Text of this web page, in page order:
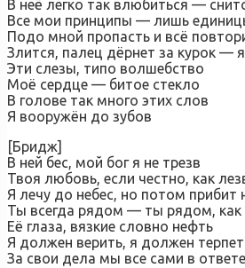
В неё легко так влюбиться —
Все мои принципы — лишь
Подо мной пропасть и всё
Злится, палец дёрнет за курок —
Эти слезы, типо волшебство
Моё сердце — битое стекло
В голове так много этих слов
Я вооружён до зубов
[Бридж]
В ней бес, мой бог я не трезв
Твоя любовь, если честно, как
Я лечу до небес, но потом прибит
Ты всегда рядом — ты рядом, как
Её глаза, вязкие словно нефть
Я должен верить, я должен
За свои дела мы все сами в